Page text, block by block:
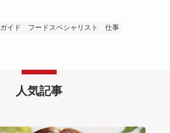
ガイド フードスペシャリスト 仕事
人気記事